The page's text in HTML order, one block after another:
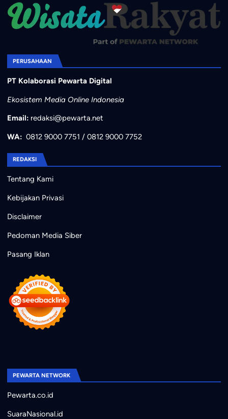
PERUSAHAAN
PT Kolaborasi Pewarta Digital
Ekosistem Media Online Indonesia
Email: redaksi@pewarta.net
WA: 0812 9000 7751 / 0812 9000 7752
REDAKSI
Tentang Kami
Kebijakan Privasi
Disclaimer
Pedoman Media Siber
Pasang Iklan
PEWARTA NETWORK
Pewarta.co.id
SuaraNasional.id